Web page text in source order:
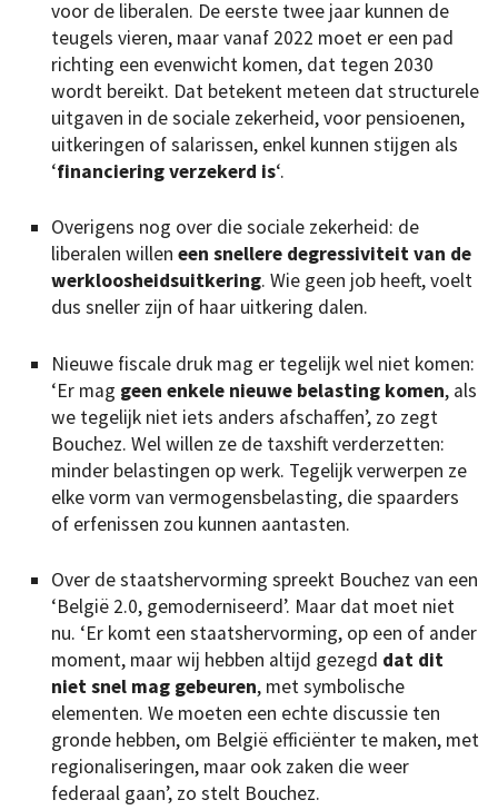
voor de liberalen. De eerste twee jaar kunnen de
teugels vieren, maar vanaf 2022 moet er een pad
richting een evenwicht komen, dat tegen 2030
wordt bereikt. Dat betekent meteen dat structurele
uitgaven in de sociale zekerheid, voor pensioenen,
uitkeringen of salarissen, enkel kunnen stijgen als
‘financiering verzekerd is‘.
Overigens nog over die sociale zekerheid: de
liberalen willen een snellere degressiviteit van de
werkloosheidsuitkering. Wie geen job heeft, voelt
dus sneller zijn of haar uitkering dalen.
Nieuwe fiscale druk mag er tegelijk wel niet komen:
‘Er mag geen enkele nieuwe belasting komen, als
we tegelijk niet iets anders afschaffen’, zo zegt
Bouchez. Wel willen ze de taxshift verderzetten:
minder belastingen op werk. Tegelijk verwerpen ze
elke vorm van vermogensbelasting, die spaarders
of erfenissen zou kunnen aantasten.
Over de staatshervorming spreekt Bouchez van een
‘België 2.0, gemoderniseerd’. Maar dat moet niet
nu. ‘Er komt een staatshervorming, op een of ander
moment, maar wij hebben altijd gezegd dat dit
niet snel mag gebeuren, met symbolische
elementen. We moeten een echte discussie ten
gronde hebben, om België efficiënter te maken, met
regionaliseringen, maar ook zaken die weer
federaal gaan’, zo stelt Bouchez.